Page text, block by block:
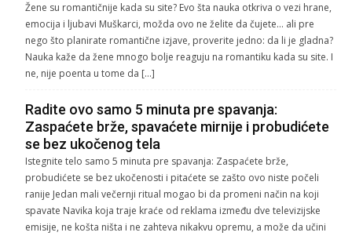
Žene su romantičnije kada su site? Evo šta nauka otkriva o vezi hrane,
emocija i ljubavi Muškarci, možda ovo ne želite da čujete… ali pre
nego što planirate romantične izjave, proverite jedno: da li je gladna?
Nauka kaže da žene mnogo bolje reaguju na romantiku kada su site. I
ne, nije poenta u tome da […]
Radite ovo samo 5 minuta pre spavanja:
Zaspaćete brže, spavaćete mirnije i probudićete
se bez ukočenog tela
Istegnite telo samo 5 minuta pre spavanja: Zaspaćete brže,
probudićete se bez ukočenosti i pitaćete se zašto ovo niste počeli
ranije Jedan mali večernji ritual mogao bi da promeni način na koji
spavate Navika koja traje kraće od reklama između dve televizijske
emisije, ne košta ništa i ne zahteva nikakvu opremu, a može da učini